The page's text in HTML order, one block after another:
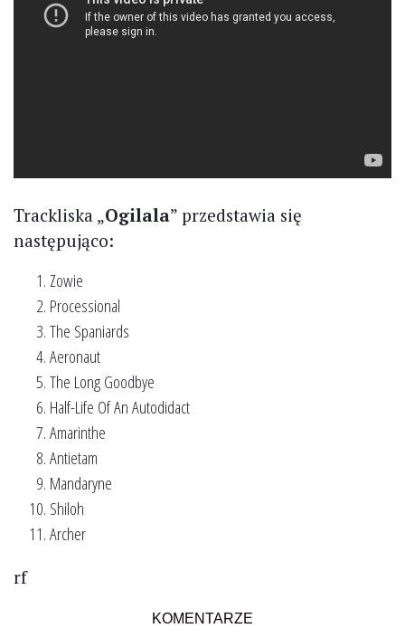
Trackliska „Ogilala” przedstawia się
następująco:
Zowie
Processional
The Spaniards
Aeronaut
The Long Goodbye
Half-Life Of An Autodidact
Amarinthe
Antietam
Mandaryne
Shiloh
Archer
rf
KOMENTARZE